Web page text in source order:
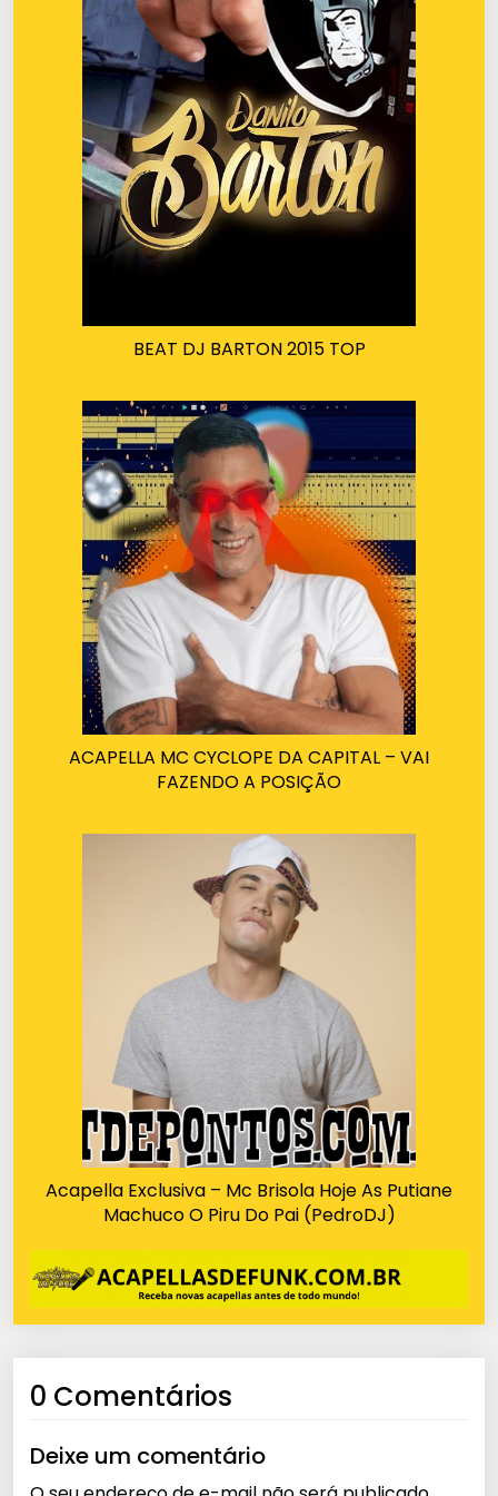
BEAT DJ BARTON 2015 TOP
ACAPELLA MC CYCLOPE DA CAPITAL – VAI
FAZENDO A POSIÇÃO
Acapella Exclusiva – Mc Brisola Hoje As Putiane
Machuco O Piru Do Pai (PedroDJ)
0 Comentários
Deixe um comentário